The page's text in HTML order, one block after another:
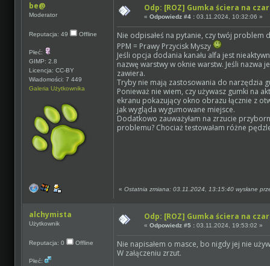
be@
Moderator
Reputacja: 49 Offline
Płeć:
GIMP: 2.8
Licencja: CC-BY
Wiadomości: 7 449
Galeria Użytkownika
Odp: [ROZ] Gumka ściera na
«Odpowiedz #4 : 03.11.2024, 10:32:06 »
Nie odpisałeś na pytanie, czy twój problem
PPM = Prawy Przycisk Myszy
Jeśli opcja dodania kanału alfa jest
nazwę warstwy w oknie warstw. Jeśli
zawiera.
Tryby nie mają zastosowania do narzędzia
Ponieważ nie wiem, czy używasz gumki na
ekranu pokazujący okno obrazu łącznie z
jak wygląda wygumowane miejsce.
Dodatkowo zauważyłam na zrzucie
problemu? Chociaż testowałam różne
«Ostatnia zmiana: 03.11.2024, 13:15:40 wysłane
alchymista
Użytkownik
Reputacja: 0 Offline
Płeć:
Odp: [ROZ] Gumka ściera na
«Odpowiedz #5 : 03.11.2024, 19:53:02 »
Nie napisałem o masce, bo nigdy jej nie
W załączeniu zrzut.